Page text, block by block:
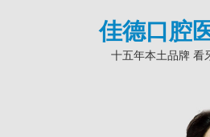
佳德口腔
十五年本土品牌 看